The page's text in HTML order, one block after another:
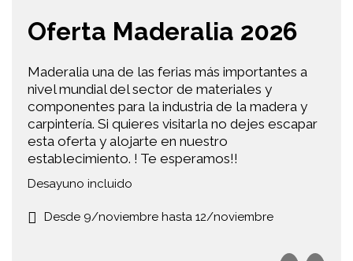
Oferta Maderalia 2026
Maderalia una de las ferias más importantes a
nivel mundial del sector de materiales y
componentes para la industria de la madera y
carpintería. Si quieres visitarla no dejes escapar
esta oferta y alojarte en nuestro
establecimiento. ! Te esperamos!!
Desayuno incluido
Desde 9/noviembre hasta 12/noviembre